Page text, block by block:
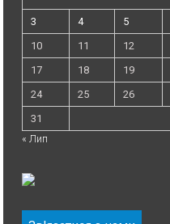
3
4 5
10
11 12
17
18 19
24
25 26
31
« Лип